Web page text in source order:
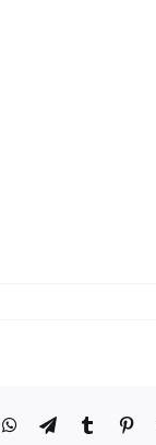
WhatsApp
TelegramTumblr